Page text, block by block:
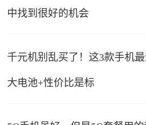
中找到很好的机会
千元机别乱买了！这3款手机最
大电池+性价比是标